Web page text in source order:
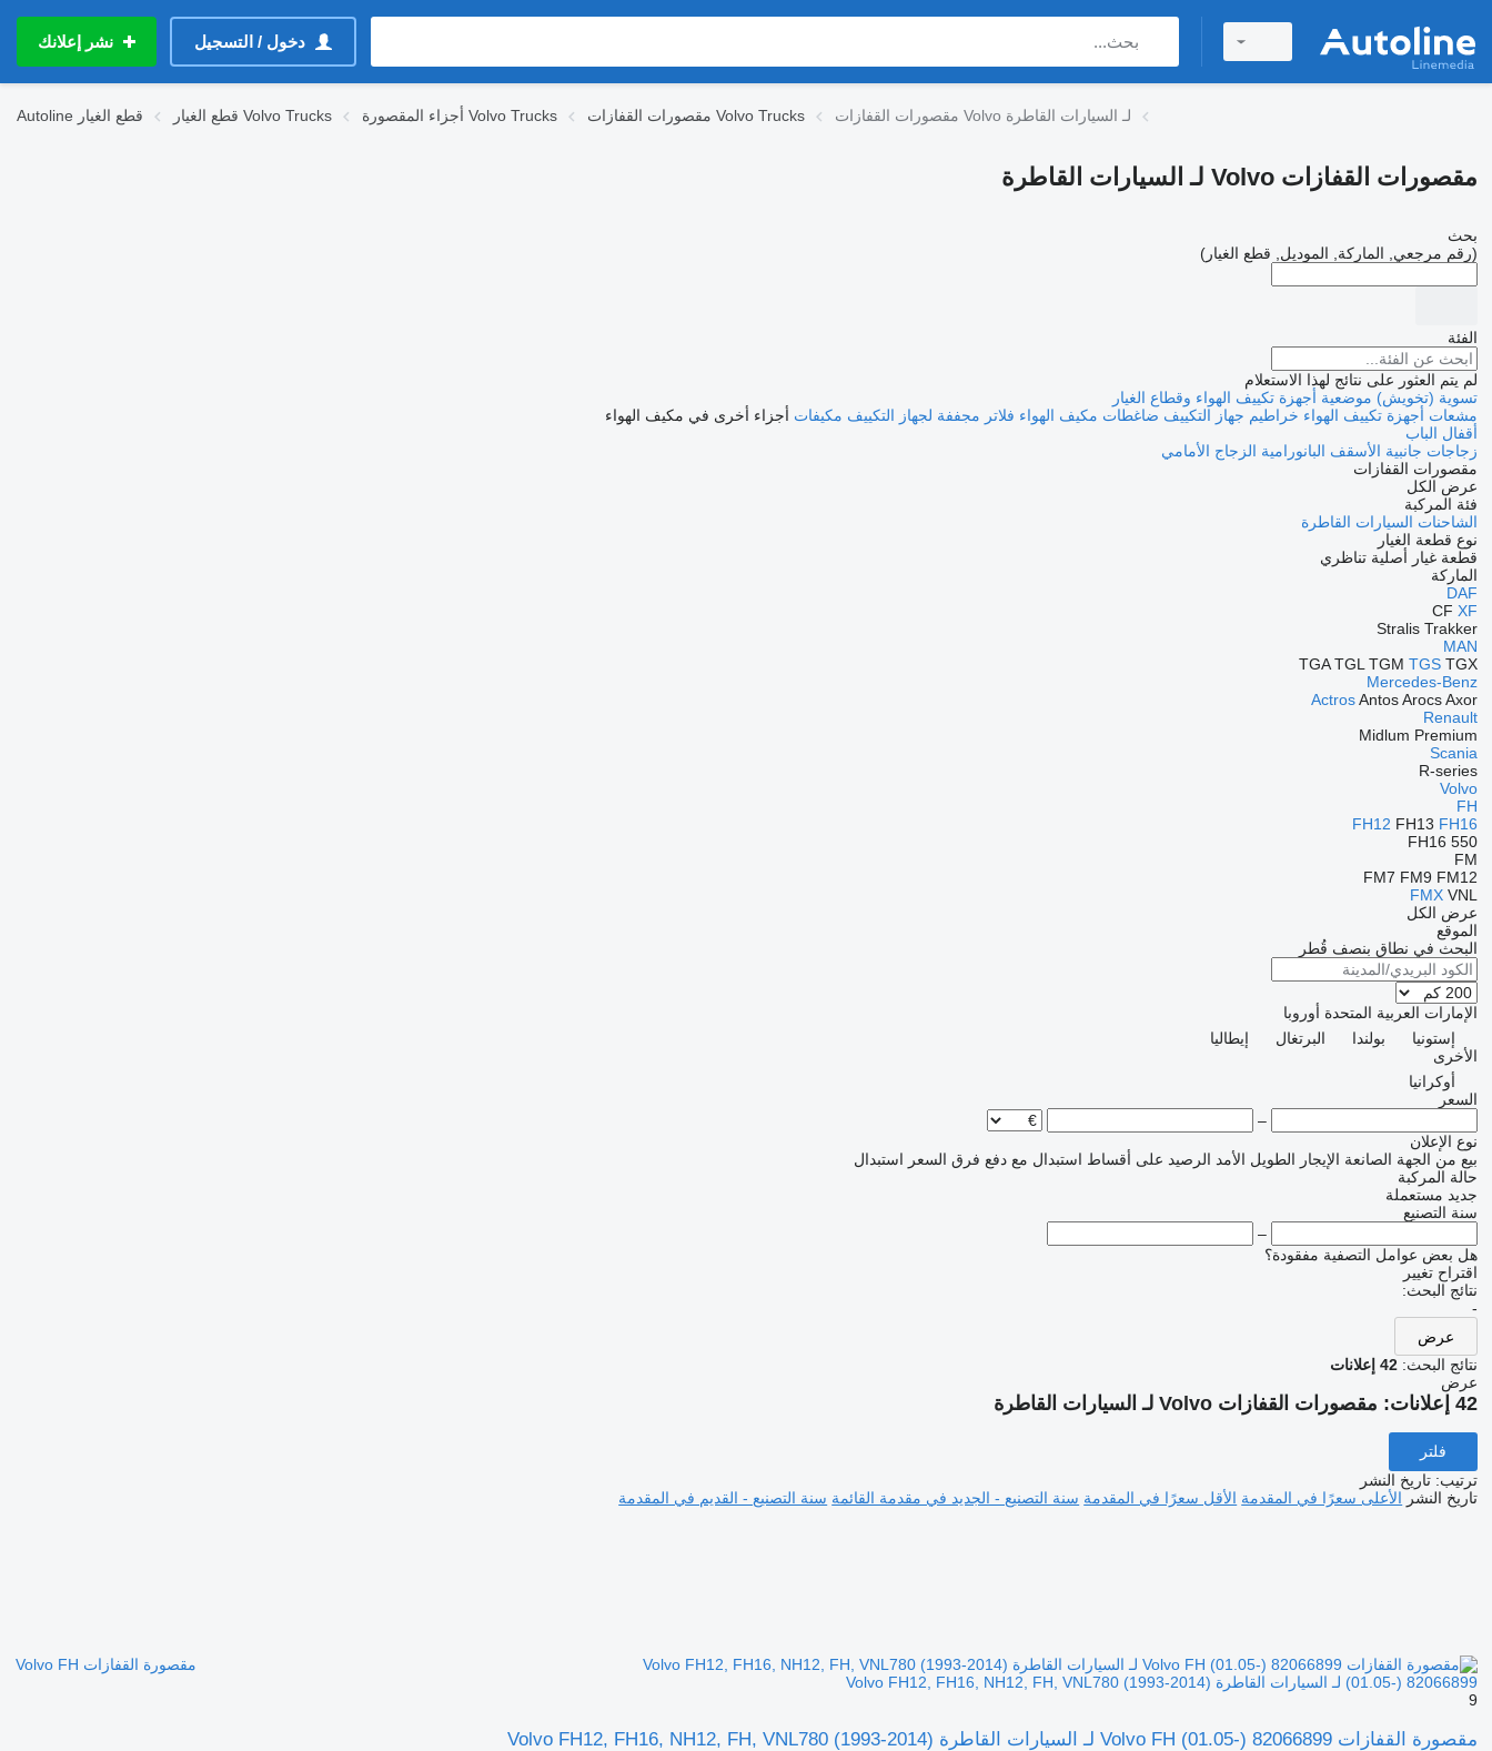
دخول / التسجيل نشر إعلانك
Autoline قطع الغيار قطع الغيار Volvo Trucks أجزاء المقصورة Volvo Trucks مقصورات القفازات Volvo Trucks مقصورات القفازات Volvo لـ السيارات القاطرة
مقصورات القفازات Volvo لـ السيارات القاطرة
بحث
(رقم مرجعي, الماركة, الموديل, قطع الغيار)
الفئة
لم يتم العثور على نتائج لهذا الاستعلام
تسوية (تخويش) موضعية أجهزة تكييف الهواء وقطاع الغيار
مشعات أجهزة تكييف الهواء خراطيم جهاز التكييف ضاغطات مكيف الهواء فلاتر مجففة لجهاز التكييف مكيفات أجزاء أخرى في مكيف الهواء
أقفال الباب
زجاجات جانبية الأسقف البانورامية الزجاج الأمامي
مقصورات القفازات
عرض الكل
فئة المركبة
الشاحنات السيارات القاطرة
نوع قطعة الغيار
قطعة غيار أصلية تناظري
الماركة
DAF
CF XF
Stralis Trakker
MAN
TGA TGL TGM TGS TGX
Mercedes-Benz
Actros Antos Arocs Axor
Renault
Midlum Premium
Scania
R-series
Volvo
FH
FH12 FH13 FH16
FH16 550
FM
FM7 FM9 FM12
FMX VNL
عرض الكل
الموقع
البحث في نطاق بنصف قُطر
الإمارات العربية المتحدة أوروبا
إستونيا
بولندا البرتغال
إيطاليا
الأخرى
أوكرانيا
السعر
–
نوع الإعلان
بيع من الجهة الصانعة الإيجار الطويل الأمد الرصيد على أقساط استبدال مع دفع فرق السعر استبدال
حالة المركبة
جديد مستعملة
سنة التصنيع
–
هل بعض عوامل التصفية مفقودة؟
اقتراح تغيير
نتائج البحث:
-
عرض
نتائج البحث: 42 إعلانات
عرض
42 إعلانات: مقصورات القفازات Volvo لـ السيارات القاطرة
فلتر
ترتيب: تاريخ النشر
تاريخ النشر الأعلى سعرًا في المقدمة الأقل سعرًا في المقدمة سنة التصنيع - الجديد في مقدمة القائمة سنة التصنيع - القديم في المقدمة
مقصورة القفازات Volvo FH
(01.05-) 82066899 لـ السيارات القاطرة Volvo FH12, FH16, NH12, FH, VNL780 (1993-2014)
9
مقصورة القفازات Volvo FH (01.05-) 82066899 لـ السيارات القاطرة Volvo FH12, FH16, NH12, FH, VNL780 (1993-2014)